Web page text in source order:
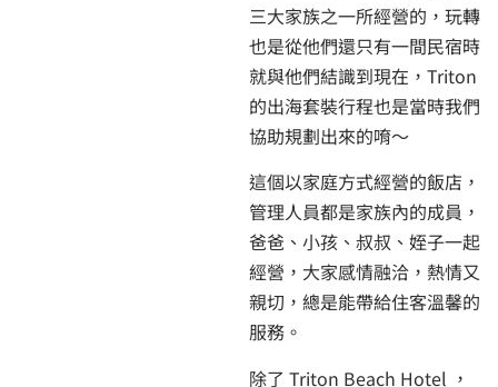
三大家族之一所經營的，玩轉
也是從他們還只有一間民宿時
就與他們結識到現在，Triton
的出海套裝行程也是當時我們
協助規劃出來的唷～
這個以家庭方式經營的飯店，
管理人員都是家族內的成員，
爸爸、小孩、叔叔、姪子一起
經營，大家感情融洽，熱情又
親切，總是能帶給住客溫馨的
服務。
除了 Triton Beach Hotel ，